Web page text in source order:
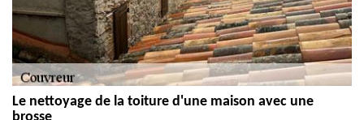
Le nettoyage de la toiture d'une maison avec une